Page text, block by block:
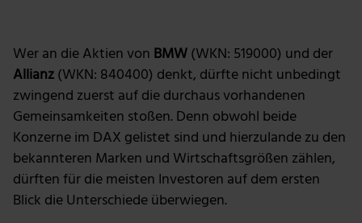
Wer an die Aktien von BMW(WKN: 519000) und der
Allianz(WKN: 840400) denkt, dürfte nicht unbedingt
zwingend zuerst auf die durchaus vorhandenen
Gemeinsamkeiten stoßen. Denn obwohl beide
Konzerne im DAX gelistet sind und hierzulande zu den
bekannteren Marken und Wirtschaftsgrößen zählen,
dürften für die meisten Investoren auf dem ersten
Blick die Unterschiede überwiegen.